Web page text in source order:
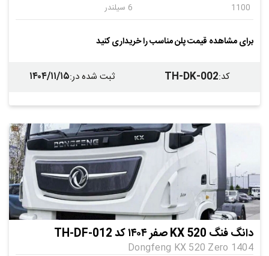
1100
6 سیلندر
برای مشاهده قیمت پلن مناسب را خریداری کنید
کد:
TH-DK-002 ثبت شده در:۱۴۰۴/۱۱/۱۵
دانگ فنگ KX 520 صفر ۱۴۰۴ کد TH-DF-012
Dongfeng KX 520 Zero 1404